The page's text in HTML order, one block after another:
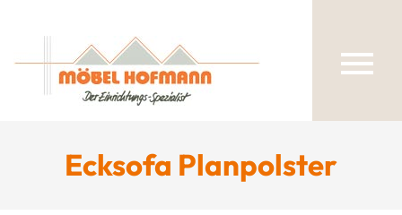
Ecksofa Planpolster